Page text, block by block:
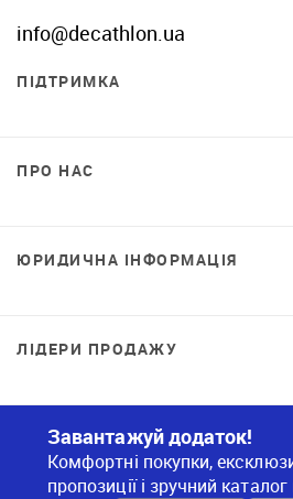
info@decathlon.ua
ПІДТРИМКА
ПРО НАС
ЮРИДИЧНА ІНФОРМАЦІЯ
ЛІДЕРИ ПРОДАЖУ
Завантажуй додаток!
Комфортні покупки,
пропозиції і зручний